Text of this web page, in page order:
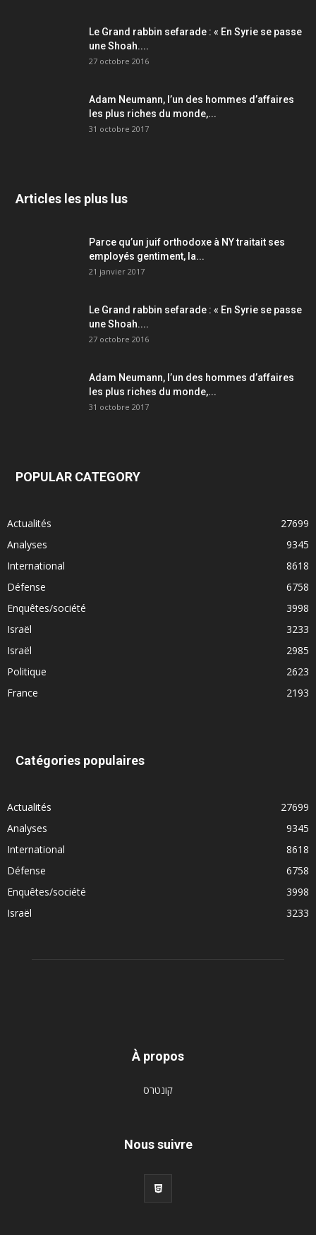
Le Grand rabbin sefarade : « En Syrie se passe
une Shoah....
27 octobre 2016
Adam Neumann, l’un des hommes d’affaires
les plus riches du monde,...
31 octobre 2017
Articles les plus lus
Parce qu’un juif orthodoxe à NY traitait ses
employés gentiment, la...
21 janvier 2017
Le Grand rabbin sefarade : « En Syrie se passe
une Shoah....
27 octobre 2016
Adam Neumann, l’un des hommes d’affaires
les plus riches du monde,...
31 octobre 2017
POPULAR CATEGORY
Actualités
27699
Analyses
9345
International
8618
Défense
6758
Enquêtes/société
3998
Israël
3233
Israël
2985
Politique
2623
France
2193
Catégories populaires
Actualités
27699
Analyses
9345
International
8618
Défense
6758
Enquêtes/société
3998
Israël
3233
À propos
קונטרס
Nous suivre